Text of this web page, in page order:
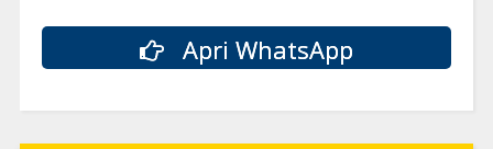
Apri WhatsApp